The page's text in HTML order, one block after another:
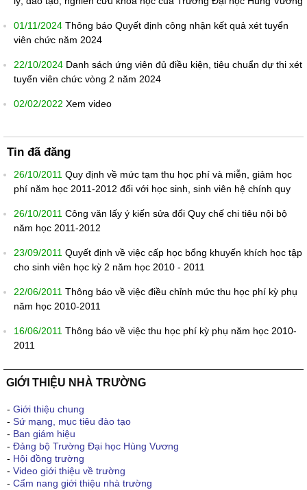
01/11/2024 Thông báo Quyết định công nhận kết quả xét tuyển
viên chức năm 2024
22/10/2024 Danh sách ứng viên đủ điều kiện, tiêu chuẩn dự thi xét
tuyển viên chức vòng 2 năm 2024
02/02/2022 Xem video
Tin đã đăng
26/10/2011 Quy định về mức tạm thu học phí và miễn, giảm học
phí năm học 2011-2012 đối với học sinh, sinh viên hệ chính quy
26/10/2011 Công văn lấy ý kiến sửa đổi Quy chế chi tiêu nội bộ
năm học 2011-2012
23/09/2011 Quyết định về việc cấp học bổng khuyến khích học tập
cho sinh viên học kỳ 2 năm học 2010 - 2011
22/06/2011 Thông báo về việc điều chỉnh mức thu học phí kỳ phụ
năm học 2010-2011
16/06/2011 Thông báo về việc thu học phí kỳ phụ năm học 2010-
2011
GIỚI THIỆU NHÀ TRƯỜNG
- Giới thiệu chung
- Sứ mạng, mục tiêu đào tạo
- Ban giám hiệu
- Đảng bộ Trường Đại học Hùng Vương
- Hội đồng trường
- Video giới thiệu về trường
- Cẩm nang giới thiệu nhà trường